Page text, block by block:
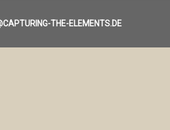
THE-ELEMENTS.DE